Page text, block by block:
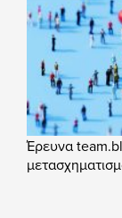
Έρευνα